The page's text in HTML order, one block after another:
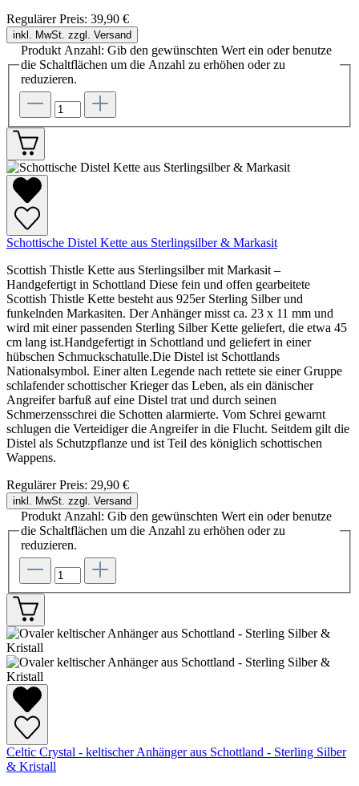
Regulärer Preis: 39,90 €
inkl. MwSt. zzgl. Versand
Produkt Anzahl: Gib den gewünschten Wert ein oder benutze
die Schaltflächen um die Anzahl zu erhöhen oder zu
reduzieren.
Schottische Distel Kette aus Sterlingsilber & Markasit
Scottish Thistle Kette aus Sterlingsilber mit Markasit –
Handgefertigt in Schottland Diese fein und offen gearbeitete
Scottish Thistle Kette besteht aus 925er Sterling Silber und
funkelnden Markasiten. Der Anhänger misst ca. 23 x 11 mm und
wird mit einer passenden Sterling Silber Kette geliefert, die etwa 45
cm lang ist.Handgefertigt in Schottland und geliefert in einer
hübschen Schmuckschatulle.Die Distel ist Schottlands
Nationalsymbol. Einer alten Legende nach rettete sie einer Gruppe
schlafender schottischer Krieger das Leben, als ein dänischer
Angreifer barfuß auf eine Distel trat und durch seinen
Schmerzensschrei die Schotten alarmierte. Vom Schrei gewarnt
schlugen die Verteidiger die Angreifer in die Flucht. Seitdem gilt die
Distel als Schutzpflanze und ist Teil des königlich schottischen
Wappens.
Regulärer Preis: 29,90 €
inkl. MwSt. zzgl. Versand
Produkt Anzahl: Gib den gewünschten Wert ein oder benutze
die Schaltflächen um die Anzahl zu erhöhen oder zu
reduzieren.
Celtic Crystal - keltischer Anhänger aus Schottland - Sterling Silber
& Kristall